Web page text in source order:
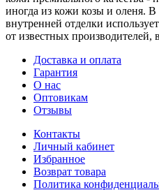
иногда из кожи козы и оленя.
внутренней отделки
от известных производителей,
Доставка и оплата
Гарантия
О нас
Оптовикам
Отзывы
Контакты
Личный кабинет
Избранное
Возврат товара
Политика